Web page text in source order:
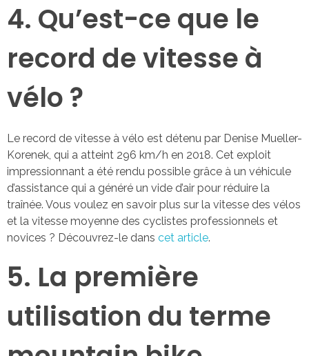
4. Qu’est-ce que le
record de vitesse à
vélo ?
Le record de vitesse à vélo est détenu par Denise Mueller-
Korenek, qui a atteint 296 km/h en 2018. Cet exploit
impressionnant a été rendu possible grâce à un véhicule
d’assistance qui a généré un vide d’air pour réduire la
traînée. Vous voulez en savoir plus sur la vitesse des vélos
et la vitesse moyenne des cyclistes professionnels et
novices ? Découvrez-le dans cet article.
5. La première
utilisation du terme